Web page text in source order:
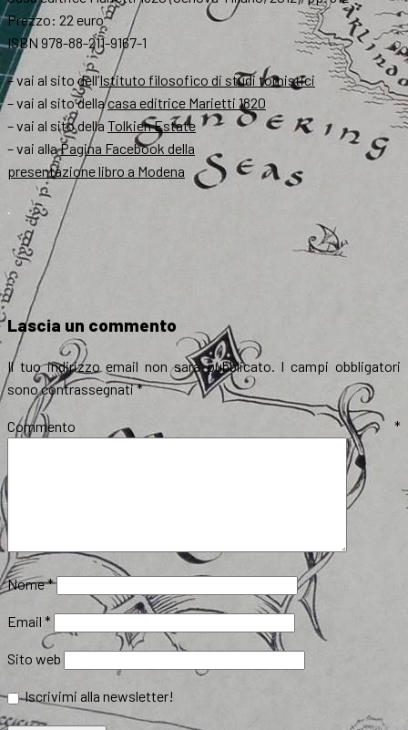
Prezzo: 22 euro
ISBN 978-88-211-9167-1
– vai al sito dell’Istituto filosofico di studi tomistici
– vai al sito dellacasa editrice Marietti 1820
– vai al sito della Tolkien Estate
– vai allaPagina Facebook della
presentazione libro a Modena
.
Lascia un commento
Il tuo indirizzo email non sarà pubblicato. I campi obbligatori
sono contrassegnati*
Commento *
Nome*
Email *
Sito web
Iscrivimi alla newsletter!